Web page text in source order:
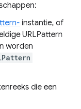
instantie, of
URLPattern
worden
die een